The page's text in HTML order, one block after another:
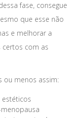
fase, consegue
que esse não
e melhorar a
com as
ou menos assim: